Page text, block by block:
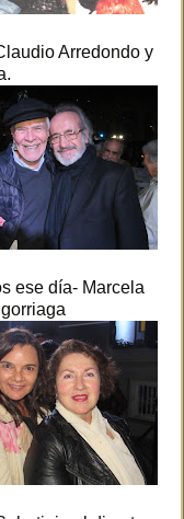
Arredondo y
ese día- Marcela